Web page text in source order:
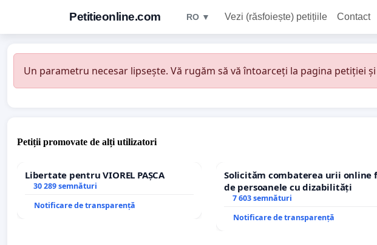
Petitieonline.com RO ▼ Vezi (răsfoiește) petițiile Contact
Un parametru necesar lipsește. Vă rugăm să vă întoarceți la pagina petiției
Petiții promovate de alți utilizatori
Libertate pentru VIOREL PAȘCA
30 289 semnături
Notificare de transparență
Solicităm combaterea urii online
de persoanele cu dizabilități
7 603 semnături
Notificare de transparență